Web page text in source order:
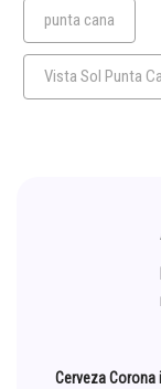
punta cana
Vista Sol Punta
Cerveza